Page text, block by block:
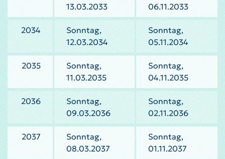
13.03.2033
06.11.2033
2034
Sonntag,
12.03.2034
Sonntag,
05.11.2034
2035
Sonntag,
11.03.2035
Sonntag,
04.11.2035
2036
Sonntag,
09.03.2036
Sonntag,
02.11.2036
2037
Sonntag,
08.03.2037
Sonntag,
01.11.2037